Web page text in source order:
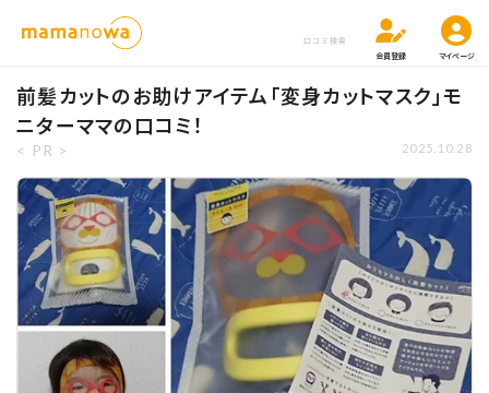
口コミ検索
会員登録
マイページ
前髪カットのお助けアイテム「変身カットマスク」モ
ニターママの口コミ！
< PR > 2025.10.28